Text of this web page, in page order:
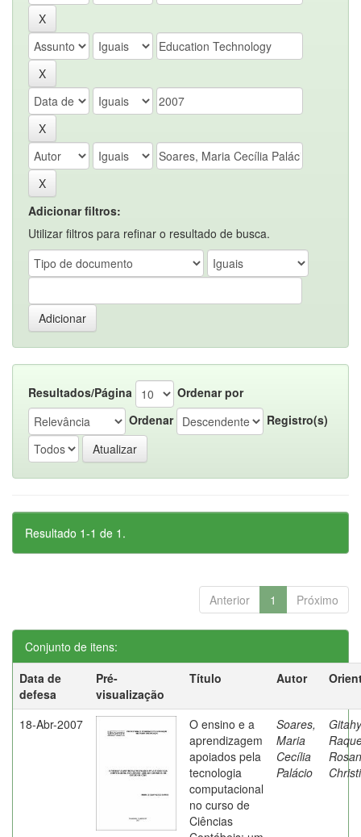
Adicionar filtros:
Utilizar filtros para refinar o resultado de busca.
Resultados/Página
Ordenar por
Ordenar
Registro(s)
Resultado 1-1 de 1.
Anterior 1 Próximo
Conjunto de itens:
Data de
defesa
Pré-
visualização
Título Autor
18-Abr-2007
O ensino e a
aprendizagem
apoiados pela
tecnologia
computacional
no curso de
Ciências
Soares,
Maria
Cecília
Palácio
Rosan